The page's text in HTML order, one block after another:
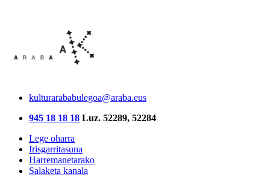
kulturarababulegoa@araba.eus
945 18 18 18 Luz. 52289, 52284
Lege oharra
Irisgarritasuna
Harremanetarako
Salaketa kanala